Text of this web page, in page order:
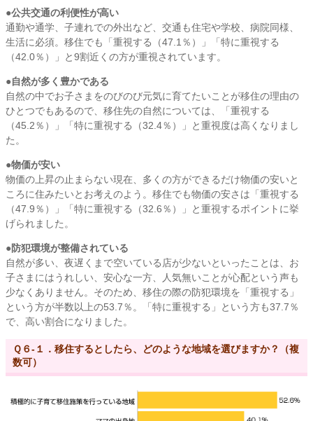
●公共交通の利便性が高い
通勤や通学、子連れでの外出など、交通も住宅や学校、病院同様、
生活に必須。移住でも「重視する（47.1％）」「特に重視する
（42.0％）」と9割近くの方が重視されています。
●自然が多く豊かである
自然の中でお子さまをのびのび元気に育てたいことが移住の理由の
ひとつでもあるので、移住先の自然については、「重視する
（45.2％）」「特に重視する（32.4％）」と重視度は高くなりまし
た。
●物価が安い
物価の上昇の止まらない現在、多くの方ができるだけ物価の安いと
ころに住みたいとお考えのよう。移住でも物価の安さは「重視する
（47.9％）」「特に重視する（32.6％）」と重視するポイントに挙
げられました。
●防犯環境が整備されている
自然が多い、夜遅くまで空いている店が少ないといったことは、お
子さまにはうれしい、安心な一方、人気無いことが心配という声も
少なくありません。そのため、移住の際の防犯環境を「重視する」
という方が半数以上の53.7％。「特に重視する」という方も37.7％
で、高い割合になりました。
Ｑ６-１．移住するとしたら、どのような地域を選びますか？（複
数可）